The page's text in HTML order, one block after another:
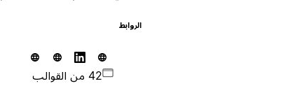
الروابط
42 من القوالب